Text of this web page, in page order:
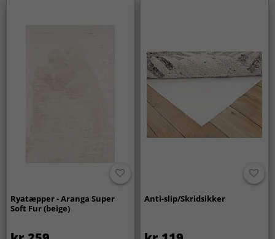
Ryatæpper - Aranga Super
Soft Fur (beige)
Anti-slip/Skridsikker